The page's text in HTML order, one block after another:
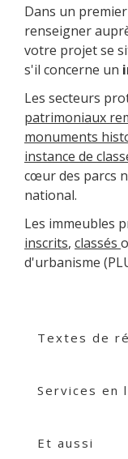
Dans un
renseigner
votre projet se
s'il concerne un
Les secteurs
patrimoniaux
monuments
instance de
cœur des parcs
national.
Les immeubles
inscrits, classés
d'urbanisme
Textes de
Services en
Et aussi